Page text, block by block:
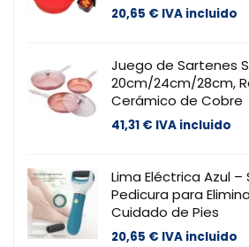
20,65 € IVA incluido
Juego de Sartenes
20cm/24cm/28cm,
Cerámico de Cobre
41,31 € IVA incluido
Lima Eléctrica Azul
Pedicura para
Cuidado de Pies
20,65 € IVA incluido